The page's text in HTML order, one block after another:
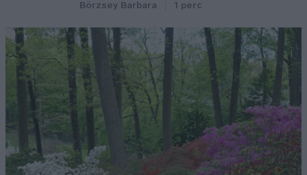
Börzsey Barbara 1 perc